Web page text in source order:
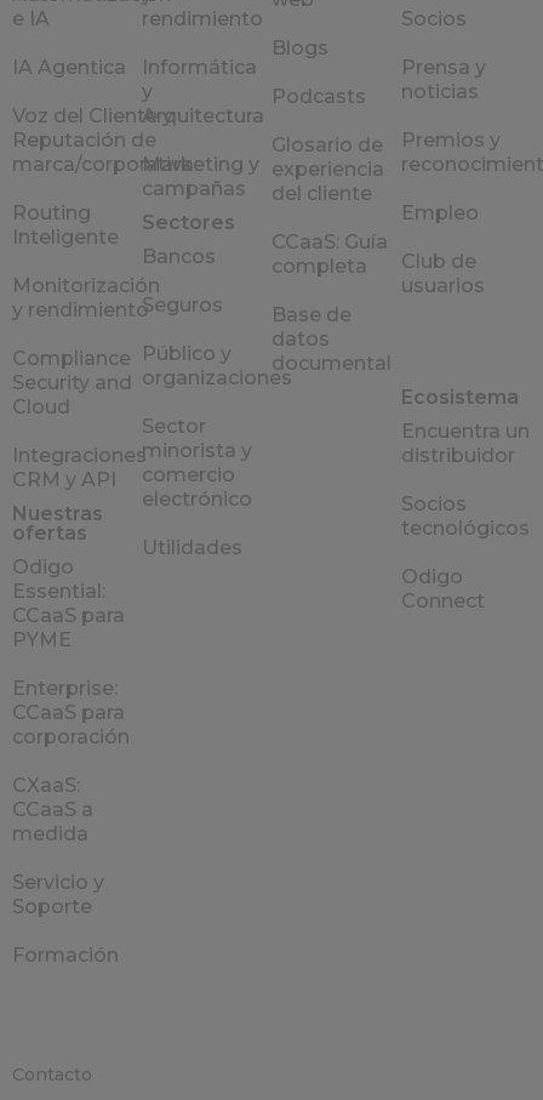
e IA
IA Agentica
Voz del Cliente y
Reputación de
marca/corporativa
Routing
Inteligente
Monitorización
y rendimiento
Compliance
Security and
Cloud
Integraciones
CRM y API
Nuestras
ofertas
Odigo
Essential:
CCaaS para
PYME
Enterprise:
CCaaS para
corporación
CXaaS:
CCaaS a
medida
Servicio y
Soporte
Formación
rendimiento
Informática
y
Arquitectura
Marketing y
campañas
Sectores
Bancos
Seguros
Público y
organizaciones
Sector
minorista y
comercio
electrónico
Utilidades
Blogs
Podcasts
Glosario de
experiencia
del cliente
CCaaS: Guía
completa
Base de
datos
documental
Socios
Prensa y
noticias
Premios y
Empleo
Club de
usuarios
Ecosistema
Encuentra un
distribuidor
Socios
tecnológicos
Odigo
Connect
Contacto